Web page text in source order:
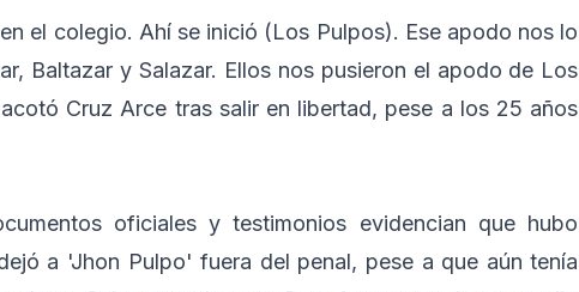
el colegio. Ahí se inició (Los Pulpos). Ese apodo nos lo
Baltazar y Salazar. Ellos nos pusieron el apodo de Los
Cruz Arce tras salir en libertad, pese a los 25 años
oficiales y testimonios evidencian que hubo
a 'Jhon Pulpo' fuera del penal, pese a que aún tenía